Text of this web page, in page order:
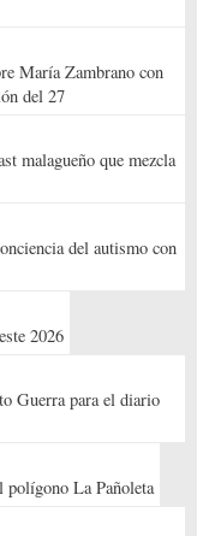
María Zambrano con
del 27
malagueño que mezcla
del autismo con
2026
Guerra para el diario
polígono La Pañoleta